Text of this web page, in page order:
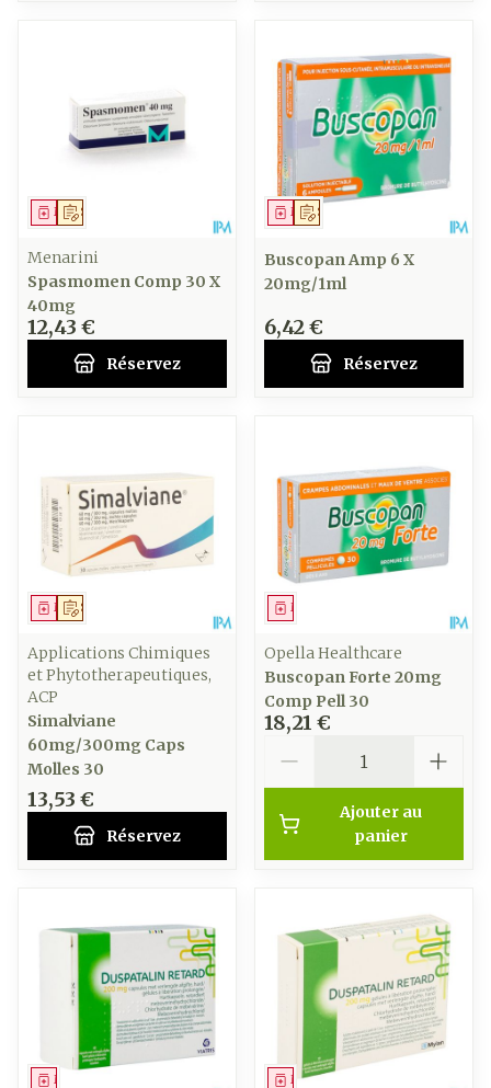
Sur prescription
Médicament
Menarini
Spasmomen Comp 30 X
40mg
12,43 €
Réservez
Sur prescription
Médicament
Buscopan Amp 6 X
20mg/1ml
6,42 €
Réservez
Sur prescription
Médicament
Applications Chimiques
et Phytotherapeutiques,
ACP
Simalviane
60mg/300mg Caps
Molles 30
13,53 €
Réservez
Médicament
Opella Healthcare
Buscopan Forte 20mg
Comp Pell 30
18,21 €
Ajouter au
panier
Médicament Médicament